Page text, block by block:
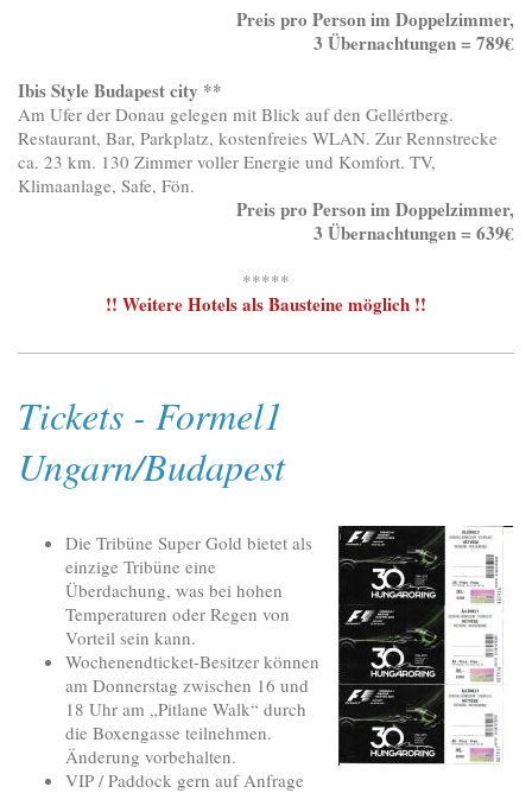
Preis pro Person im Doppelzimmer,
3 Übernachtungen = 789€
Ibis Style Budapest city **
Am Ufer der Donau gelegen mit Blick auf den Gellértberg.
Restaurant, Bar, Parkplatz, kostenfreies WLAN. Zur Rennstrecke
ca. 23 km. 130 Zimmer voller Energie und Komfort. TV,
Klimaanlage, Safe, Fön.
Preis pro Person im Doppelzimmer,
3 Übernachtungen = 639€
*****
!! Weitere Hotels als Bausteine möglich !!
Tickets - Formel1
Ungarn/Budapest
Die Tribüne Super Gold bietet als
einzige Tribüne eine
Überdachung, was bei hohen
Temperaturen oder Regen von
Vorteil sein kann.
Wochenendticket-Besitzer können
am Donnerstag zwischen 16 und
18 Uhr am „Pitlane Walk“ durch
die Boxengasse teilnehmen.
Änderung vorbehalten.
VIP / Paddock gern auf Anfrage